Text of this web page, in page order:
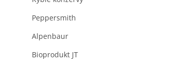
Peppersmith
Alpenbaur
Bioprodukt JT